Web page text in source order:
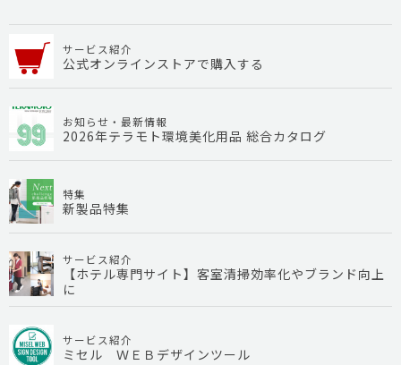
サービス紹介
公式オンラインストアで購入する
お知らせ・最新情報
2026年テラモト環境美化用品 総合カタログ
特集
新製品特集
サービス紹介
【ホテル専門サイト】客室清掃効率化やブランド向上
に
サービス紹介
ミセル ＷＥＢデザインツール